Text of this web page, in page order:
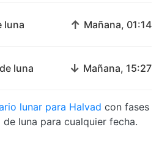
luna ↑ Mañana, 01:14
luna ↓ Mañana, 15:27
lunar para Halvad con fases
luna para cualquier fecha.